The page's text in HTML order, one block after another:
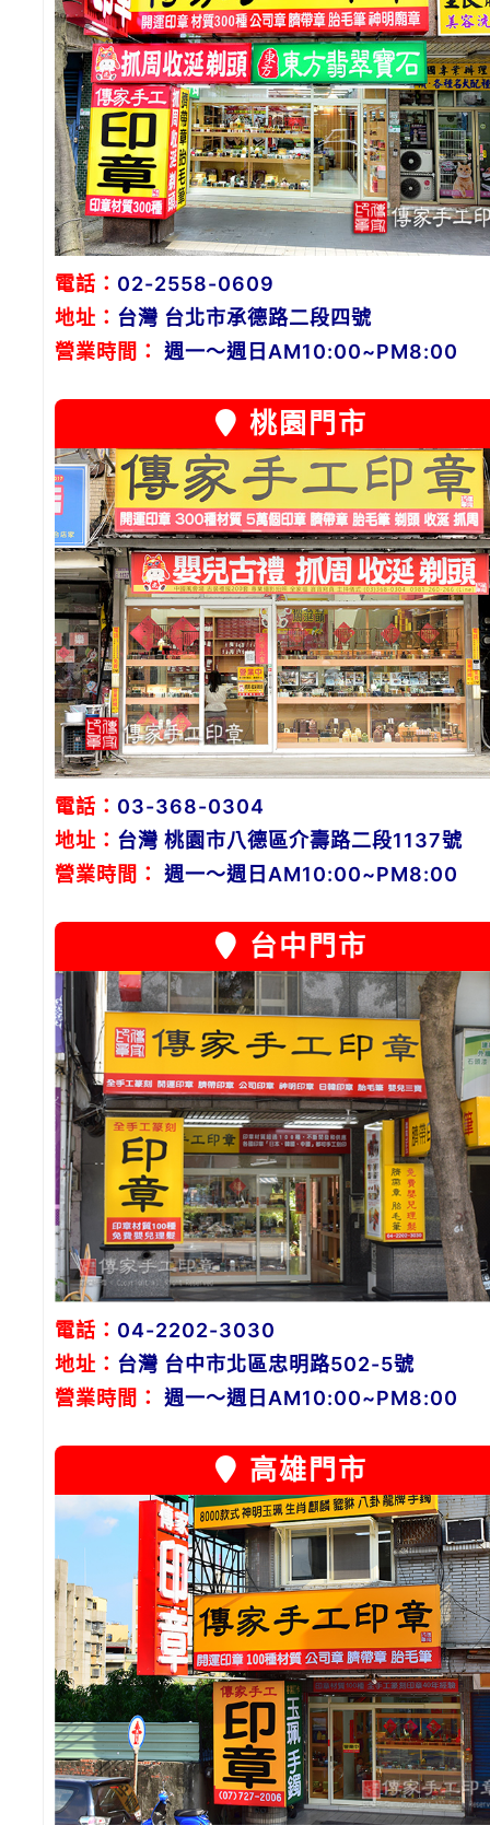
電話： 02-2558-0609
地址： 台灣 台北市承德路二段四號
營業時間：
週一～週日AM10:00~PM8:00
桃園門市
電話： 03-368-0304
地址： 台灣 桃園市八德區介壽路二段1137號
營業時間：
週一～週日AM10:00~PM8:00
台中門市
電話： 04-2202-3030
地址： 台灣 台中市北區忠明路502-5號
營業時間：
週一～週日AM10:00~PM8:00
高雄門市